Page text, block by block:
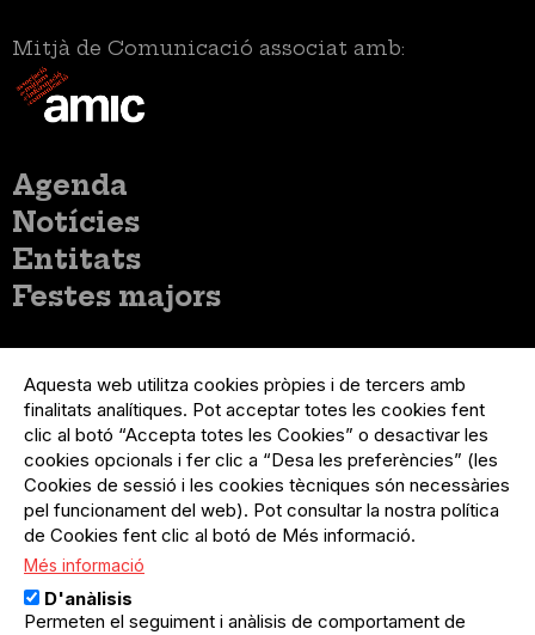
Mitjà de Comunicació associat amb:
Menú
principal
Agenda
Notícies
Entitats
Festes majors
del
compte
d'usuari
Menú
usuari
no
loggat
Registre organització
Menú
Peu
Sobre el projecte
Preguntes freqüents
Contacte
Menú
Legal
Política de privacitat
Avís legal
Política de cookies
Aquesta web utilitza cookies pròpies i de tercers amb
finalitats analítiques. Pot acceptar totes les cookies fent
clic al botó “Accepta totes les Cookies” o desactivar les
cookies opcionals i fer clic a “Desa les preferències” (les
Cookies de sessió i les cookies tècniques són necessàries
pel funcionament del web). Pot consultar la nostra política
de Cookies fent clic al botó de Més informació.
Més informació
D'anàlisis
Permeten el seguiment i anàlisis de comportament de